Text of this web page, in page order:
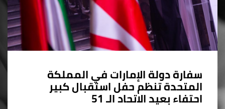
سفارة دولة الإمارات في المملكة
المتحدة تنظم حفل استقبال كبير
احتفاء بعيد الاتحاد الـ 51